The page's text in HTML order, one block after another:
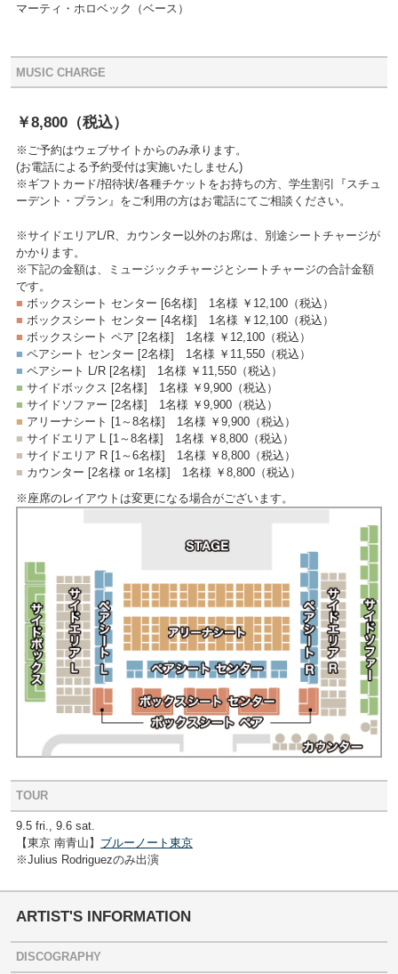
マーティ・ホロベック（ベース）
MUSIC CHARGE
￥8,800 （税込）
※ご予約はウェブサイトからのみ承ります。
(お電話による予約受付は実施いたしません)
※ギフトカード/招待状/各種チケットをお持ちの方、学生割引『スチュ
ーデント・プラン』をご利用の方はお電話にてご相談ください。
※サイドエリアL/R、カウンター以外のお席は、別途シートチャージが
かかります。
※下記の金額は、ミュージックチャージとシートチャージの合計金額
です。
■ ボックスシート センター [6名様] 1名様 ￥12,100 （税込）
■ ボックスシート センター [4名様] 1名様 ￥12,100 （税込）
■ ボックスシート ペア [2名様] 1名様 ￥12,100 （税込）
■ ペアシート センター [2名様] 1名様 ￥11,550 （税込）
■ ペアシート L/R [2名様] 1名様 ￥11,550 （税込）
■ サイドボックス [2名様] 1名様 ￥9,900 （税込）
■ サイドソファー [2名様] 1名様 ￥9,900 （税込）
■ アリーナシート [1～8名様] 1名様 ￥9,900 （税込）
■ サイドエリア L [1～8名様] 1名様 ￥8,800 （税込）
■ サイドエリア R [1～6名様] 1名様 ￥8,800 （税込）
■ カウンター [2名様 or 1名様] 1名様 ￥8,800 （税込）
※座席のレイアウトは変更になる場合がございます。
TOUR
9.5 fri., 9.6 sat.
【東京 南青山】 ブルーノート東京
※Julius Rodriguezのみ出演
ARTIST'S INFORMATION
DISCOGRAPHY